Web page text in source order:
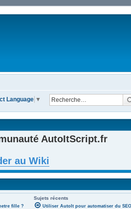
Language ▼
AutoItScript.fr
au Wiki
Sujets récents
fille ?
Utiliser AutoIt pour automatiser du